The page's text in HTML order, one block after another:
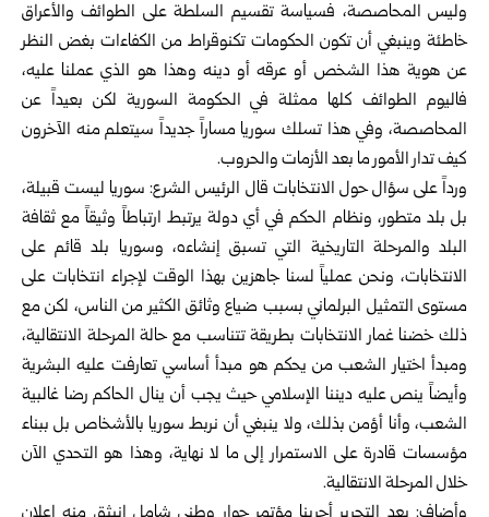
وليس المحاصصة، فسياسة تقسيم السلطة على الطوائف والأعراق
خاطئة وينبغي أن تكون الحكومات تكنوقراط من الكفاءات بغض النظر
عن هوية هذا الشخص أو عرقه أو دينه وهذا هو الذي عملنا عليه،
فاليوم الطوائف كلها ممثلة في الحكومة السورية لكن بعيداً عن
المحاصصة، وفي هذا تسلك سوريا مساراً جديداً سيتعلم منه الآخرون
كيف تدار الأمور ما بعد الأزمات والحروب.
ورداً على سؤال حول الانتخابات قال الرئيس الشرع: سوريا ليست قبيلة،
بل بلد متطور، ونظام الحكم في أي دولة يرتبط ارتباطاً وثيقاً مع ثقافة
البلد والمرحلة التاريخية التي تسبق إنشاءه، وسوريا بلد قائم على
الانتخابات، ونحن عملياً لسنا جاهزين بهذا الوقت لإجراء انتخابات على
مستوى التمثيل البرلماني بسبب ضياع وثائق الكثير من الناس، لكن مع
ذلك خضنا غمار الانتخابات بطريقة تتناسب مع حالة المرحلة الانتقالية،
ومبدأ اختيار الشعب من يحكم هو مبدأ أساسي تعارفت عليه البشرية
وأيضاً ينص عليه ديننا الإسلامي حيث يجب أن ينال الحاكم رضا غالبية
الشعب، وأنا أؤمن بذلك، ولا ينبغي أن نربط سوريا بالأشخاص بل ببناء
مؤسسات قادرة على الاستمرار إلى ما لا نهاية، وهذا هو التحدي الآن
خلال المرحلة الانتقالية.